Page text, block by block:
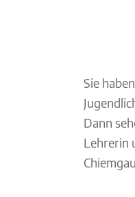
Sie
Dann
Lehrerin